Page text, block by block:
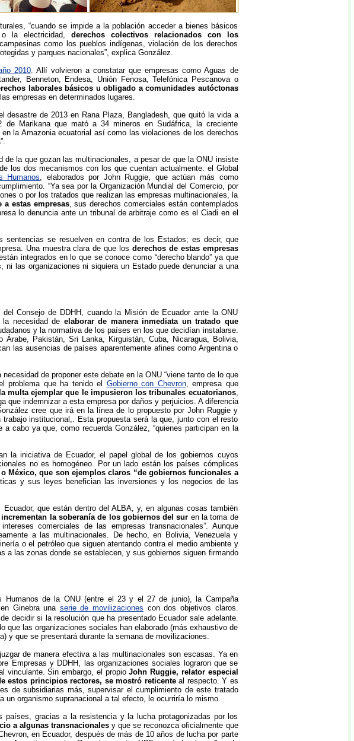
“cuando se impide a la población acceder a bienes básicos
la electricidad, derechos colectivos relacionados con los
como los pueblos indígenas, violación de los derechos
y parques nacionales”, explica González.
2010. Allí volvieron a constatar que empresas como Aguas de
Benneton, Endesa, Unión Fenosa, Telefónica Pescanova o
laborales básicos u obligado a comunidades autóctonas
empresas en determinados lugares.
desastre de 2013 en Rana Plaza, Bangladesh, que quitó la vida a
de Marikana que mató a 34 mineros en Sudáfrica, la creciente
la Amazonia ecuatorial así como las violaciones de los derechos
la que gozan las multinacionales, a pesar de que la ONU insiste
los dos mecanismos con los que cuentan actualmente: el Global
Humanos, elaborados por John Ruggie, que actúan más como
“Ya sea por la Organización Mundial del Comercio, por
o por los tratados que realizan las empresas multinacionales, la
a estas empresas, sus derechos comerciales están contemplados
lo denuncia ante un tribunal de arbitraje como es el Ciadi en el
se resuelven en contra de los Estados; es decir, que
Una muestra clara de que los derechos de estas empresas
integrados en lo que se conoce como “derecho blando” ya que
las organizaciones ni siquiera un Estado puede denunciar a una
Consejo de DDHH, cuando la Misión de Ecuador ante la ONU
la necesidad de elaborar de manera inmediata un tratado que
y la normativa de los países en los que decidían instalarse.
Pakistán, Sri Lanka, Kirguistán, Cuba, Nicaragua, Bolivia,
las ausencias de países aparentemente afines como Argentina o
de proponer este debate en la ONU “viene tanto de lo que
problema que ha tenido el Gobierno con Chevron, empresa que
multa ejemplar que le impusieron los tribunales ecuatorianos,
que indemnizar a esta empresa por daños y perjuicios. A diferencia
cree que irá en la línea de lo propuesto por John Ruggie y
institucional,. Esta propuesta será la que, junto con el resto
cabo ya que, como recuerda González, “quienes participan en la
la iniciativa de Ecuador, el papel global de los gobiernos cuyos
no es homogéneo. Por un lado están los países cómplices
México, que son ejemplos claros “de gobiernos funcionales a
y sus leyes benefician las inversiones y los negocios de las
que están dentro del ALBA, y, en algunas cosas también
la soberanía de los gobiernos del sur en la toma de
comerciales de las empresas transnacionales”. Aunque
a las multinacionales. De hecho, en Bolivia, Venezuela y
o el petróleo que siguen atentando contra el medio ambiente y
a las zonas donde se establecen, y sus gobiernos siguen firmando
Humanos de la ONU (entre el 23 y el 27 de junio), la Campaña
Ginebra una serie de movilizaciones con dos objetivos claros.
decidir si la resolución que ha presentado Ecuador sale adelante.
que las organizaciones sociales han elaborado (más exhaustivo de
y que se presentará durante la semana de movilizaciones.
de manera efectiva a las multinacionales son escasas. Ya en
Empresas y DDHH, las organizaciones sociales lograron que se
vinculante. Sin embargo, el propioJohn Ruggie, relator especial
estos principios rectores, se mostró reticenteal respecto. Y es
de subsidiarias más, supervisar el cumplimiento de este tratado
organismo supranacional a tal efecto, le ocurriría lo mismo.
países, gracias a la resistencia y la lucha protagonizadas por los
a algunas transnacionales y que se reconozca oficialmente que
en Ecuador, después de más de 10 años de lucha por parte